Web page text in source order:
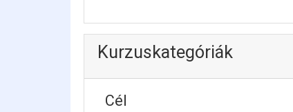
Kurzuskategóriák
Cél